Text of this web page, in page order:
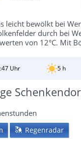
leicht bewölkt bei
durch bei
von 12°C. Mit
Uhr 5 h
Regenradar